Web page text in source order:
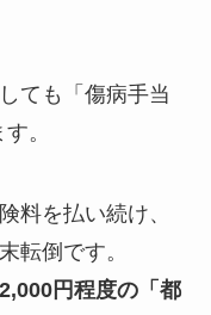
ても「傷病手当
。
料を払い続け、
転倒 です。
円程度の「都